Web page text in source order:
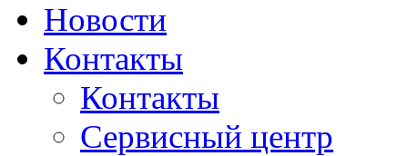
Новости
Контакты
Контакты
Сервисный центр